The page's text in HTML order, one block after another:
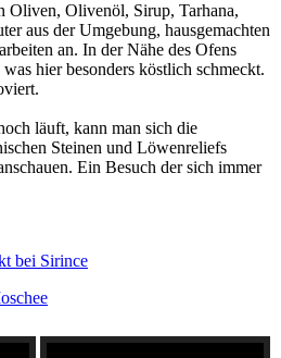
Oliven, Olivenöl, Sirup, Tarhana,
aus der Umgebung, hausgemachten
an. In der Nähe des Ofens
hier besonders köstlich schmeckt.
läuft, kann man sich die
Steinen und Löwenreliefs
Ein Besuch der sich immer
bei Sirince